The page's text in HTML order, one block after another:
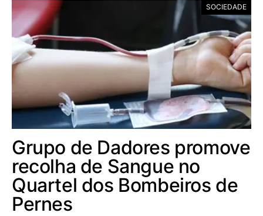
SOCIEDADE
Grupo de Dadores promove
recolha de Sangue no
Quartel dos Bombeiros de
Pernes